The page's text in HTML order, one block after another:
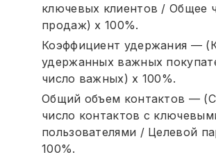
ключевых клиентов / Общее
продаж) x 100%.
Коэффициент удержания —
удержанных важных
число важных) x 100%.
Общий объем контактов —
число контактов с
пользователями / Целевой
100%.